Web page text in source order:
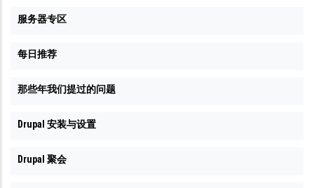
服务器专区
每日推荐
那些年我们提过的问题
Drupal 安装与设置
Drupal 聚会